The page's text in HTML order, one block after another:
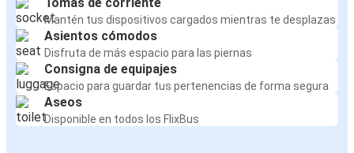
Mantén tus dispositivos cargados mientras te desplazas
Asientos cómodos
Disfruta de más espacio para las piernas
Consigna de equipajes
Espacio para guardar tus pertenencias de forma segura
Aseos
Disponible en todos los FlixBus